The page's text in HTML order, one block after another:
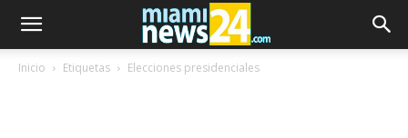
Inicio Etiquetas Elecciones presidenciales